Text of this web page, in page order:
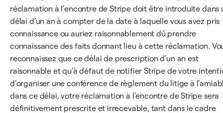
réclamation à l’encontre de Stripe doit être introduite dans
délai d’un an à compter de la date à laquelle vous avez pris
connaissance ou auriez raisonnablement dû prendre
connaissance des faits donnant lieu à cette réclamation.
reconnaissez que ce délai de prescription d’un an est
raisonnable et qu’à défaut de notifier Stripe de votre
d’organiser une conférence de règlement du litige à
dans ce délai, votre réclamation à l’encontre de Stripe sera
définitivement prescrite et irrecevable, tant dans le cadre